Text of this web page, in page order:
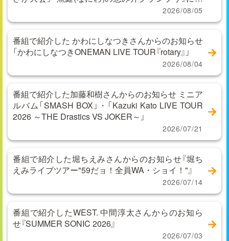
2026/08/05
番組で紹介した かわにしなつきさんからのお知らせ
「かわにしなつきONEMAN LIVE TOUR『rotary』」
2026/08/04
番組で紹介した加藤和樹さんからのお知らせ ミニア
ルバム「SMASH BOX」・「Kazuki Kato LIVE TOUR
2026 ～THE Drastics VS JOKER～」
2026/07/21
番組で紹介した堀ちえみさんからのお知らせ『堀ち
えみライブツアー"59だョ！全員WA・ショイ！"』
2026/07/14
番組で紹介したWEST. 中間淳太さんからのお知ら
せ『SUMMER SONIC 2026』
2026/07/03